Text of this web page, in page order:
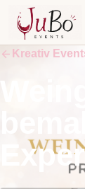
Kreativ